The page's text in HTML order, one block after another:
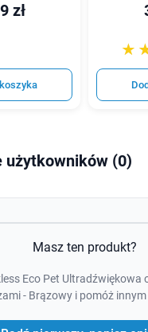
zł
użytkowników (0)
Masz ten produkt?
Eco Pet Ultradźwiękowa
- Brązowy i pomóż